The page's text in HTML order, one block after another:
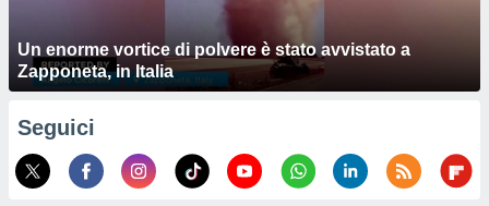
Un enorme vortice di polvere è stato avvistato a
Zapponeta, in Italia
Seguici